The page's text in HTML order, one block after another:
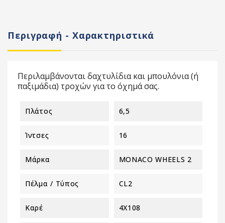
Περιγραφή - Χαρακτηριστικά
Περιλαμβάνονται δαχτυλίδια και μπουλόνια (ή
παξιμάδια) τροχών για το όχημά σας.
Πλάτος 6,5
Ίντσες 16
Μάρκα MONACO WHEELS 2
Πέλμα / Τύπος CL2
Καρέ 4X108